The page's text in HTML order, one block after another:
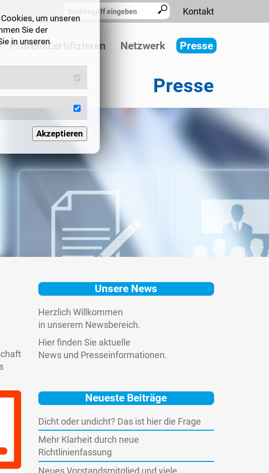
Kontakt
Prüfen/Zertifizieren Netzwerk Presse
Presse
Unsere News
Herzlich Willkommen
in unserem Newsbereich.
Hier finden Sie aktuelle
News und Presseinformationen.
Neueste Beiträge
Dicht oder undicht? Das ist hier die Frage
Mehr Klarheit durch neue
Richtlinienfassung
Neues Vorstandsmitglied und viele
um unseren
Sie der
in unseren
Seiten,
Interesse.
Akzeptieren